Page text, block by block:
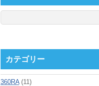
カテゴリー
360RA(11)